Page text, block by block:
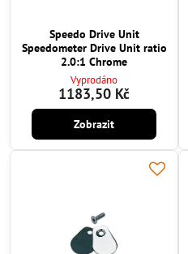
Speedo Drive Unit
Speedometer Drive Unit ratio
2.0:1 Chrome
Vyprodáno
1183,50 Kč
Zobrazit